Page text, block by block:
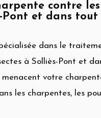
contre les
Pont et dans tout
dans le
à Solliès-Pont et
votre
les charpentes, les